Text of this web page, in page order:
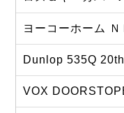
ヨーコーホーム
Dunlop 535Q
VOX